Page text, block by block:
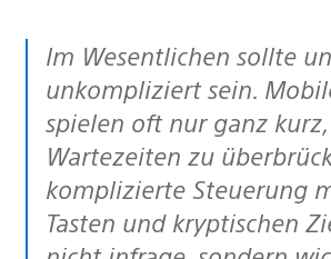
Im Wesentlichen sollte unser Design
unkompliziert sein.
spielen oft nur ganz
Wartezeiten zu
komplizierte Steuerung
Tasten und kryptischen